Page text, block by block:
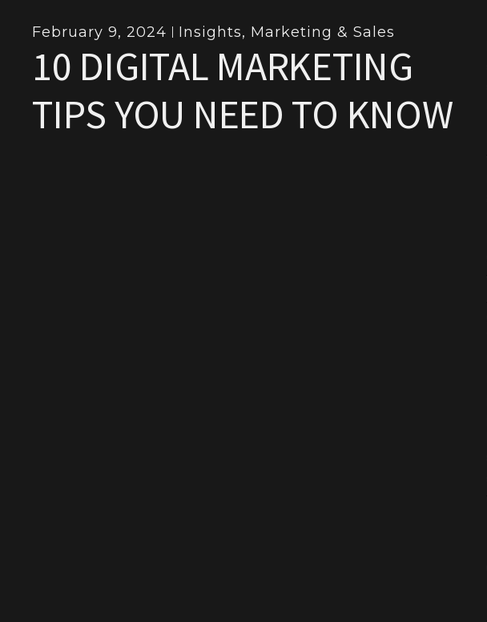
February 9, 2024 Insights, Marketing & Sales
10 DIGITAL MARKETING
TIPS YOU NEED TO KNOW